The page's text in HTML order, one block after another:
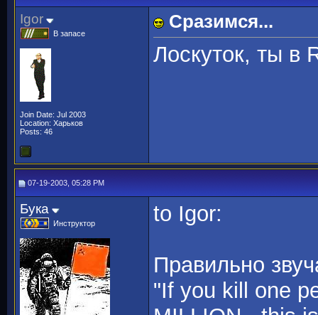
Igor
В запасе
Join Date: Jul 2003
Location: Харьков
Posts: 46
Сразимся...
Лоскуток, ты в
07-19-2003, 05:28 PM
Бука
Инструктор tо Igor:
Правильно
"If you kill one